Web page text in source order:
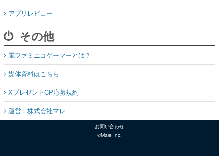
アプリレビュー
その他
電ファミニコゲーマーとは？
媒体資料はこちら
XプレゼントCP応募規約
運営：株式会社マレ
お問い合わせ
©Mare Inc.